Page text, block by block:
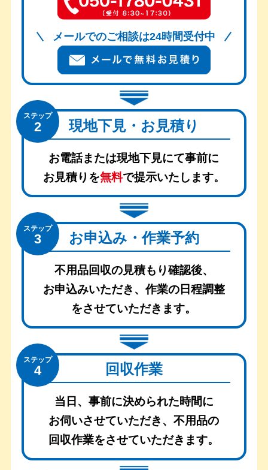
メールでのご相談は24時間受付中
ステップ
2 現地下見・お見積り
お電話または現地下見にて事前に
お見積りを無料で提示いたします。
ステップ
3 お申込み・作業予約
不用品回収の見積もり確認後、
お申込みいただき、作業の日程調整
をさせていただきます。
ステップ
4 回収作業
当日、事前に決められた時間に
お伺いさせていただき、不用品の
回収作業をさせていただきます。